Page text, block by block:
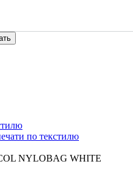
по текстилю
NYLOBAG WHITE